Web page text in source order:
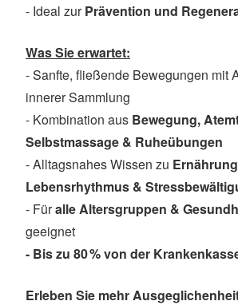
- Ideal zurPrävention und
Was Sie erwartet:
- Sanfte, fließende Bewegungen mit
innerer Sammlung
- Kombination aus Bewegung,
Selbstmassage & Ruheübungen
- Alltagsnahes Wissen zu
Lebensrhythmus &
- Füralle Altersgruppen &
geeignet
- Bis zu 80 % von der
Erleben Sie mehr